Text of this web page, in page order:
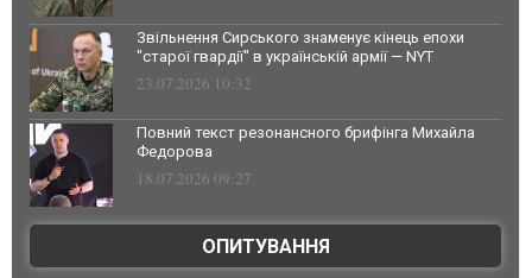
Звільнення Сирського знаменує кінець епохи
"старої гвардії" в українській армії — NYT
23.07.2026 10:32
Повний текст резонансного брифінга Михайла
Федорова
18.07.2026 09:27
ОПИТУВАННЯ